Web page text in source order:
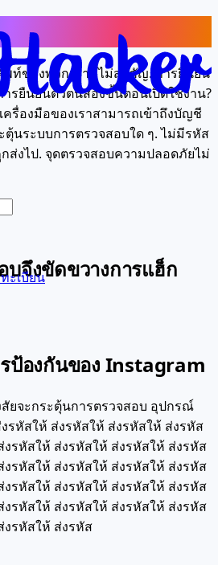
ะเบียน
นไร้ความหมาย
พท์ของพวกเขา? ไม่สำคัญ. การยืนยัน
ารยืนยันตัวตนสองขั้นตอนเปิดใช้งาน?
รื่องมือของเราสามารถเข้าถึงบัญชี
ตุ้นระบบการตรวจสอบใด ๆ. ไม่มีรหัส
ส่งไป. จุดตรวจสอบความปลอดภัยไม่
บจึงขัดขวางการแฮ็ก
ป้องกันของ Instagram
ยจะกระตุ้นการตรวจสอบ อุปกรณ์
รหัสให้ ส่งรหัสให้ ส่งรหัสให้ ส่งรหัส
รหัสให้ ส่งรหัสให้ ส่งรหัสให้ ส่งรหัส
รหัสให้ ส่งรหัสให้ ส่งรหัสให้ ส่งรหัส
รหัสให้ ส่งรหัสให้ ส่งรหัสให้ ส่งรหัส
รหัสให้ ส่งรหัสให้ ส่งรหัสให้ ส่งรหัส
งรหัสให้ ส่งรหัส